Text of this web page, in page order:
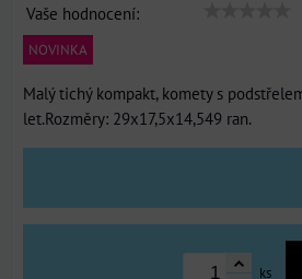
Vaše hodnocení:
NOVINKA
Malý tichý kompakt, komety s
let.Rozměry: 29x17,5x14,549 ran.
ks